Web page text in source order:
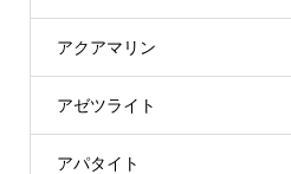
アクアマリン
アゼツライト
アパタイト